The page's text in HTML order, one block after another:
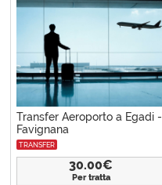
Transfer Aeroporto a Egadi -
Favignana
TRANSFER
30.00€
Per tratta